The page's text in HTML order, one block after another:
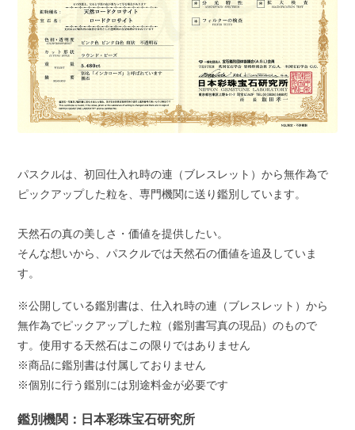
パスクルは、初回仕入れ時の連（ブレスレット）から無作為で
ピックアップした粒を、専門機関に送り鑑別しています。
天然石の真の美しさ・価値を提供したい。
そんな想いから、パスクルでは天然石の価値を追及していま
す。
※公開している鑑別書は、仕入れ時の連（ブレスレット）から
無作為でピックアップした粒（鑑別書写真の現品）のもので
す。使用する天然石はこの限りではありません
※商品に鑑別書は付属しておりません
※個別に行う鑑別には別途料金が必要です
鑑別機関：日本彩珠宝石研究所